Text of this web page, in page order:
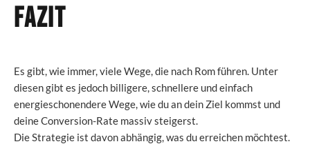
Fazit
Es gibt, wie immer, viele Wege, die nach Rom führen. Unter
diesen gibt es jedoch billigere, schnellere und einfach
energieschonendere Wege, wie du an dein Ziel kommst und
deine Conversion-Rate massiv steigerst.
Die Strategie ist davon abhängig, was du erreichen möchtest.